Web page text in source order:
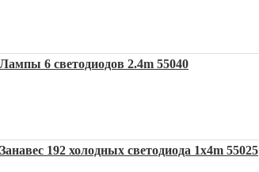
6 светодиодов 2.4m 55040
192 холодных светодиода 1x4m 55025